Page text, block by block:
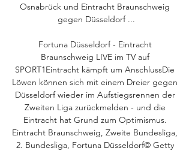
Osnabrück und Eintracht Braunschweig
gegen Düsseldorf ...
Fortuna Düsseldorf - Eintracht
Braunschweig LIVE im TV auf
SPORT1Eintracht kämpft um AnschlussDie
Löwen können sich mit einem Dreier gegen
Düsseldorf wieder im Aufstiegsrennen der
Zweiten Liga zurückmelden - und die
Eintracht hat Grund zum Optimismus.
Eintracht Braunschweig, Zweite Bundesliga,
2. Bundesliga, Fortuna Düsseldorf© Getty